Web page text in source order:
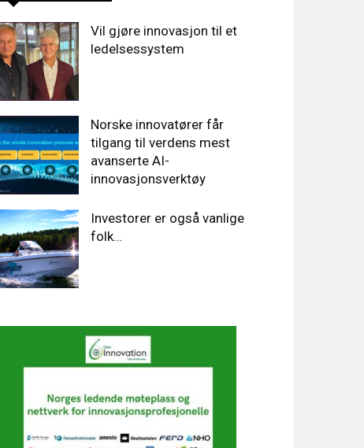
Vil gjøre innovasjon til et
ledelsessystem
Norske innovatører får
tilgang til verdens mest
avanserte AI-
innovasjonsverktøy
Investorer er også vanlige
folk…